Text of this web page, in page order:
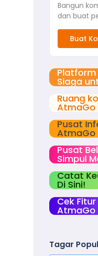
Bangun
dan buat
Buat
Siaga
Ruang
AtmaGo
Pusat
AtmaGo
Pusat
Simpul
Catat
Di Sini!
Cek
AtmaGo
Tagar